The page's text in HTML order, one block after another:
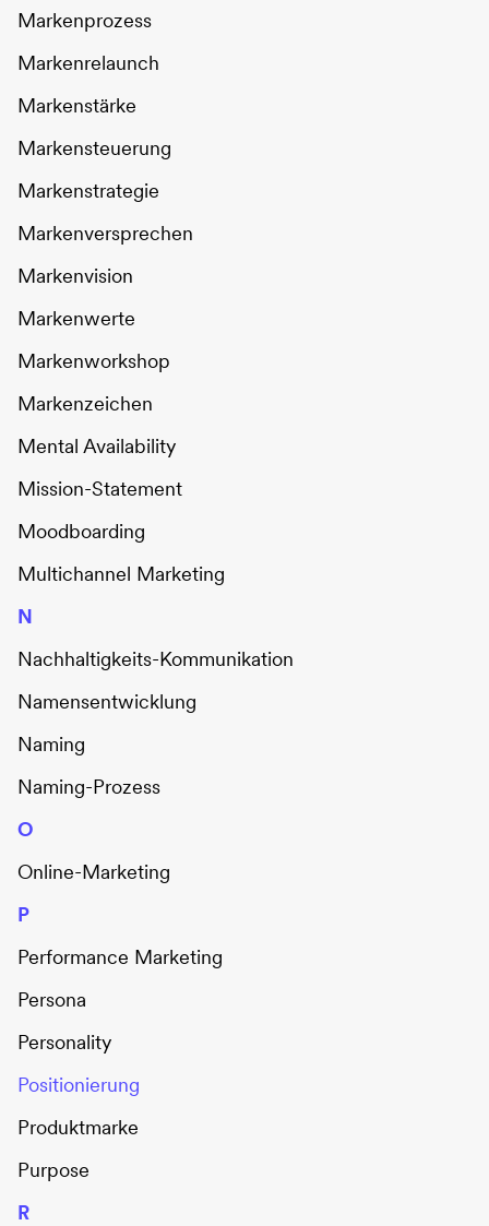
Markenprozess
Markenrelaunch
Markenstärke
Markensteuerung
Markenstrategie
Markenversprechen
Markenvision
Markenwerte
Markenworkshop
Markenzeichen
Mental Availability
Mission-Statement
Moodboarding
Multichannel Marketing
N
Nachhaltigkeits-Kommunikation
Namensentwicklung
Naming
Naming-Prozess
O
Online-Marketing
P
Performance Marketing
Persona
Personality
Positionierung
Produktmarke
Purpose
R